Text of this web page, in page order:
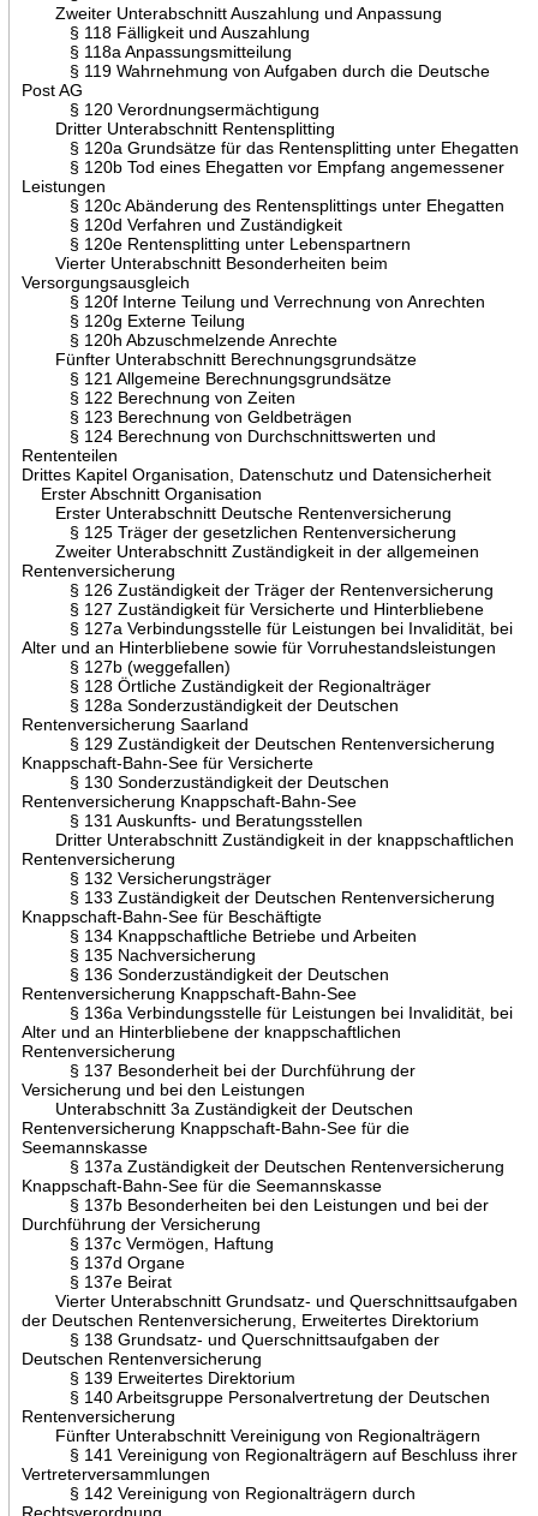
Zweiter Unterabschnitt Auszahlung und Anpassung
§ 118 Fälligkeit und Auszahlung
§ 118a Anpassungsmitteilung
§ 119 Wahrnehmung von Aufgaben durch die Deutsche
Post AG
§ 120 Verordnungsermächtigung
Dritter Unterabschnitt Rentensplitting
§ 120a Grundsätze für das Rentensplitting unter Ehegatten
§ 120b Tod eines Ehegatten vor Empfang angemessener
Leistungen
§ 120c Abänderung des Rentensplittings unter Ehegatten
§ 120d Verfahren und Zuständigkeit
§ 120e Rentensplitting unter Lebenspartnern
Vierter Unterabschnitt Besonderheiten beim
Versorgungsausgleich
§ 120f Interne Teilung und Verrechnung von Anrechten
§ 120g Externe Teilung
§ 120h Abzuschmelzende Anrechte
Fünfter Unterabschnitt Berechnungsgrundsätze
§ 121 Allgemeine Berechnungsgrundsätze
§ 122 Berechnung von Zeiten
§ 123 Berechnung von Geldbeträgen
§ 124 Berechnung von Durchschnittswerten und
Rententeilen
Drittes Kapitel Organisation, Datenschutz und Datensicherheit
Erster Abschnitt Organisation
Erster Unterabschnitt Deutsche Rentenversicherung
§ 125 Träger der gesetzlichen Rentenversicherung
Zweiter Unterabschnitt Zuständigkeit in der allgemeinen
Rentenversicherung
§ 126 Zuständigkeit der Träger der Rentenversicherung
§ 127 Zuständigkeit für Versicherte und Hinterbliebene
§ 127a Verbindungsstelle für Leistungen bei Invalidität, bei
Alter und an Hinterbliebene sowie für Vorruhestandsleistungen
§ 127b (weggefallen)
§ 128 Örtliche Zuständigkeit der Regionalträger
§ 128a Sonderzuständigkeit der Deutschen
Rentenversicherung Saarland
§ 129 Zuständigkeit der Deutschen Rentenversicherung
Knappschaft-Bahn-See für Versicherte
§ 130 Sonderzuständigkeit der Deutschen
Rentenversicherung Knappschaft-Bahn-See
§ 131 Auskunfts- und Beratungsstellen
Dritter Unterabschnitt Zuständigkeit in der knappschaftlichen
Rentenversicherung
§ 132 Versicherungsträger
§ 133 Zuständigkeit der Deutschen Rentenversicherung
Knappschaft-Bahn-See für Beschäftigte
§ 134 Knappschaftliche Betriebe und Arbeiten
§ 135 Nachversicherung
§ 136 Sonderzuständigkeit der Deutschen
Rentenversicherung Knappschaft-Bahn-See
§ 136a Verbindungsstelle für Leistungen bei Invalidität, bei
Alter und an Hinterbliebene der knappschaftlichen
Rentenversicherung
§ 137 Besonderheit bei der Durchführung der
Versicherung und bei den Leistungen
Unterabschnitt 3a Zuständigkeit der Deutschen
Rentenversicherung Knappschaft-Bahn-See für die
Seemannskasse
§ 137a Zuständigkeit der Deutschen Rentenversicherung
Knappschaft-Bahn-See für die Seemannskasse
§ 137b Besonderheiten bei den Leistungen und bei der
Durchführung der Versicherung
§ 137c Vermögen, Haftung
§ 137d Organe
§ 137e Beirat
Vierter Unterabschnitt Grundsatz- und Querschnittsaufgaben
der Deutschen Rentenversicherung, Erweitertes Direktorium
§ 138 Grundsatz- und Querschnittsaufgaben der
Deutschen Rentenversicherung
§ 139 Erweitertes Direktorium
§ 140 Arbeitsgruppe Personalvertretung der Deutschen
Rentenversicherung
Fünfter Unterabschnitt Vereinigung von Regionalträgern
§ 141 Vereinigung von Regionalträgern auf Beschluss ihrer
Vertreterversammlungen
§ 142 Vereinigung von Regionalträgern durch
Rechtsverordnung